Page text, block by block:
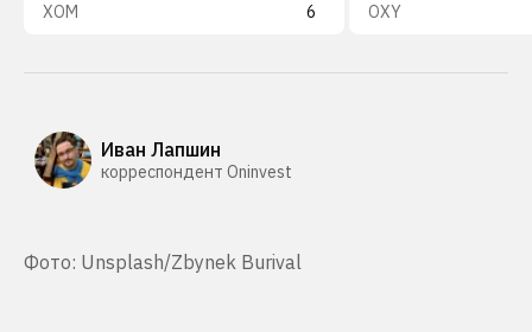
XOM 6 OXY
Иван Лапшин
корреспондент Oninvest
Фото: Unsplash/Zbynek Burival